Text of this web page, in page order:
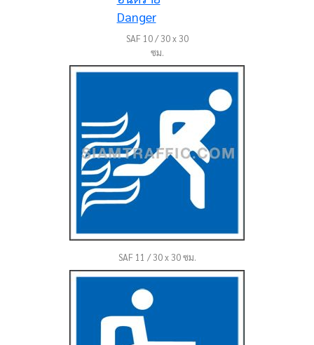
SAF 10 / 30 x 30
ซม.
SAF 11 / 30 x 30 ซม.